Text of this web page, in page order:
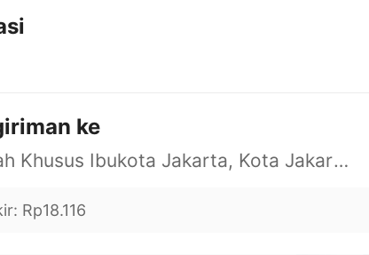
ke
Daerah Khusus Ibukota Jakarta, Kota Jakarta Barat, Cengkareng, yy
: Rp18.116